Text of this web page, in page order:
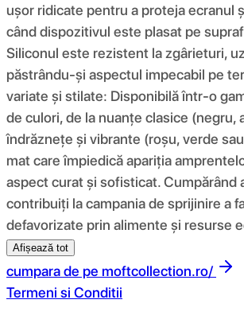
ușor ridicate pentru a proteja ecranul
când dispozitivul este plasat pe
Siliconul este rezistent la zgârieturi,
păstrându-și aspectul impecabil pe
variate și stilate: Disponibilă într-o
de culori, de la nuanțe clasice (negru,
îndrăznețe și vibrante (roșu, verde
mat care împiedică apariția
aspect curat și sofisticat. Cumpărând
contribuiți la campania de sprijinire a
defavorizate prin alimente și resurse
Afișează tot
cumpara de pe moftcollection.ro/
Termeni si Conditii